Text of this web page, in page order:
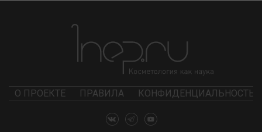
О ПРОЕКТЕ ПРАВИЛА КОНФИДЕНЦИАЛЬНОСТЬ